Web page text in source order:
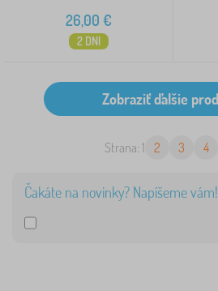
26,00 €
2 DNI
Strana: 1 2 3 4
Čakáte na novinky? Napíšeme vám!